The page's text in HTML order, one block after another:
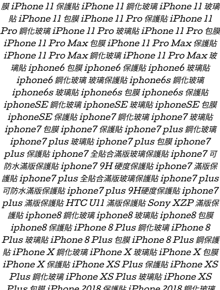
膜 iPhone 11 保護貼 iPhone 11 鋼化玻璃 iPhone 11 玻璃
貼 iPhone 11 包膜 iPhone 11 Pro 保護貼 iPhone 11
Pro 鋼化玻璃 iPhone 11 Pro 玻璃貼 iPhone 11 Pro 包膜
iPhone 11 Pro Max 包膜 iPhone 11 Pro Max 保護貼
iPhone 11 Pro Max 鋼化玻璃 iPhone 11 Pro Max 玻
璃貼 iphone6 包膜 iphone6 保護貼 iphone6 玻璃貼
iphone6 鋼化玻璃 玻璃保護貼 iphone6s 鋼化玻璃
iphone6s 玻璃貼 iphone6s 包膜 iphone6s 保護貼
iphoneSE 鋼化玻璃 iphoneSE 玻璃貼 iphoneSE 包膜
iphoneSE 保護貼 iphone7 鋼化玻璃 iphone7 玻璃貼
iphone7 包膜 iphone7 保護貼 iphone7 plus 鋼化玻璃
iphone7 plus 玻璃貼 iphone7 plus 包膜 iphone7
plus 保護貼 iphone7 全貼合滿版玻璃保護貼 iphone7 可
防水滿版保護貼 iphone7 9H 硬度保護貼 iphone7 滿版保
護貼 iphone7 plus 全貼合滿版玻璃保護貼 iphone7 plus
可防水滿版保護貼 iphone7 plus 9H硬度保護貼 iphone7
plus 滿版保護貼 HTC U11 滿版保護貼 Sony XZP 滿版保
護貼 iphone8 鋼化玻璃 iphone8 玻璃貼 iphone8 包膜
iphone8 保護貼 iPhone 8 Plus 鋼化玻璃 iPhone 8
Plus 玻璃貼 iPhone 8 Plus 包膜 iPhone 8 Plus 鋼保護
貼 iPhone X 鋼化玻璃 iPhone X 玻璃貼 iPhone X 包膜
iPhone X 保護貼 iPhone XS Plus 保護貼 iPhone XS
Plus 鋼化玻璃 iPhone XS Plus 玻璃貼 iPhone XS